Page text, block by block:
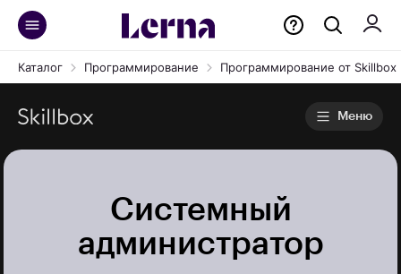
Каталог Программирование Программирование от Skillbox
Меню
Системный
администратор